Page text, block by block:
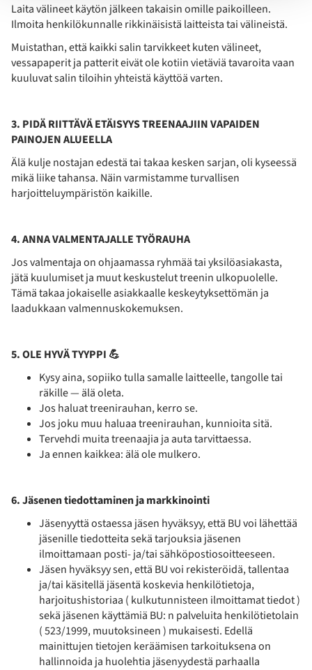
Laita välineet käytön jälkeen takaisin omille paikoilleen.
Ilmoita henkilökunnalle rikkinäisistä laitteista tai välineistä.
Muistathan, että kaikki salin tarvikkeet kuten välineet,
vessapaperit ja patterit eivät ole kotiin vietäviä tavaroita vaan
kuuluvat salin tiloihin yhteistä käyttöä varten.
3. PIDÄ RIITTÄVÄ ETÄISYYS TREENAAJIIN VAPAIDEN
PAINOJEN ALUEELLA
Älä kulje nostajan edestä tai takaa kesken sarjan, oli kyseessä
mikä liike tahansa. Näin varmistamme turvallisen
harjoitteluympäristön kaikille.
4. ANNA VALMENTAJALLE TYÖRAUHA
Jos valmentaja on ohjaamassa ryhmää tai yksilöasiakasta,
jätä kuulumiset ja muut keskustelut treenin ulkopuolelle.
Tämä takaa jokaiselle asiakkaalle keskeytyksettömän ja
laadukkaan valmennuskokemuksen.
5. OLE HYVÄ TYYPPI 💪
Kysy aina, sopiiko tulla samalle laitteelle, tangolle tai
räkille — älä oleta.
Jos haluat treenirauhan, kerro se.
Jos joku muu haluaa treenirauhan, kunnioita sitä.
Tervehdi muita treenaajia ja auta tarvittaessa.
Ja ennen kaikkea: älä ole mulkero.
6. Jäsenen tiedottaminen ja markkinointi
Jäsenyyttä ostaessa jäsen hyväksyy, että BU voi lähettää
jäsenille tiedotteita sekä tarjouksia jäsenen
ilmoittamaan posti- ja/tai sähköpostiosoitteeseen.
Jäsen hyväksyy sen, että BU voi rekisteröidä, tallentaa
ja/tai käsitellä jäsentä koskevia henkilötietoja,
harjoitushistoriaa ( kulkutunnisteen ilmoittamat tiedot )
sekä jäsenen käyttämiä BU: n palveluita henkilötietolain
( 523/1999, muutoksineen ) mukaisesti. Edellä
mainittujen tietojen keräämisen tarkoituksena on
hallinnoida ja huolehtia jäsenyydestä parhaalla